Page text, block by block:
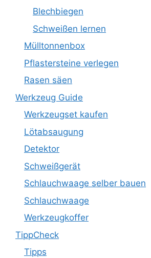
Blechbiegen
Schweißen lernen
Mülltonnenbox
Pflastersteine verlegen
Rasen säen
Werkzeug Guide
Werkzeugset kaufen
Lötabsaugung
Detektor
Schweißgerät
Schlauchwaage selber bauen
Schlauchwaage
Werkzeugkoffer
TippCheck
Tipps